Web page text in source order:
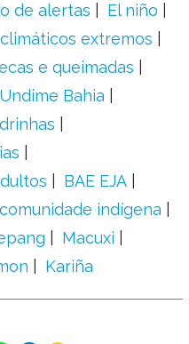
de alertas
El niño
extremos
e queimadas
Undime Bahia
BAE EJA
comunidade indígena
Macuxi
Kariña